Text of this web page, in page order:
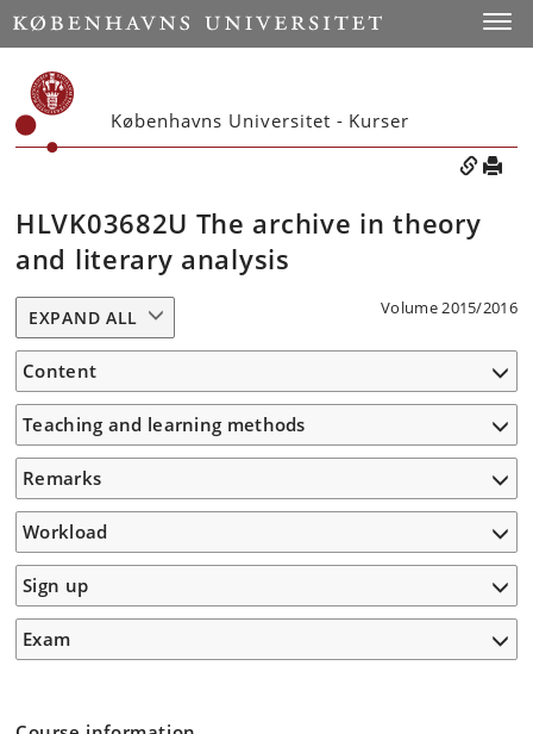
Københavns Universitet - Kurser
HLVK03682U The archive in theory
and literary analysis
Volume 2015/2016
EXPAND ALL
Content
Teaching and learning methods
Remarks
Workload
Sign up
Exam